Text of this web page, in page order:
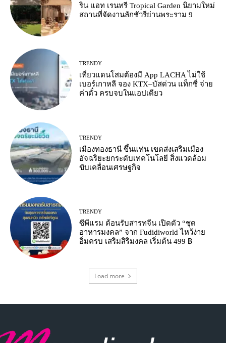
ริน แอท เรนทรี Tropical Garden นิยามใหม่
สถานที่จัดงานลักชัวรีย่านพระราม 9
TRENDY
เที่ยวแดนโสมต้องมี App LACHA ไม่ใช้
เบอร์เกาหลี จอง KTX–บัสด่วน แท็กซี่ จ่าย
ค่าตั๋ว ครบจบในแอปเดียว
TRENDY
เมืองทองธานี ขึ้นแท่น เขตส่งเสริมเมือง
อัจฉริยะยกระดับเทคโนโลยี สิ่งแวดล้อม
ขับเคลื่อนเศรษฐกิจ
TRENDY
ซีพีแรม ต้อนรับสารทจีน เปิดตัว “ชุด
อาหารมงคล” จาก Fudidiworld ไหว้ง่าย
อิ่มครบ เสริมสิริมงคล เริ่มต้น 499 ฿
Load more